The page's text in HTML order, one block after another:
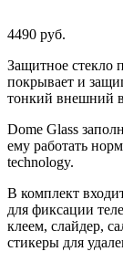
4490 руб.
Защитное стекло
покрывает и
тонкий внешний
Dome Glass
ему работать
technology.
В комплект
для фиксации
клеем, слайдер,
стикеры для